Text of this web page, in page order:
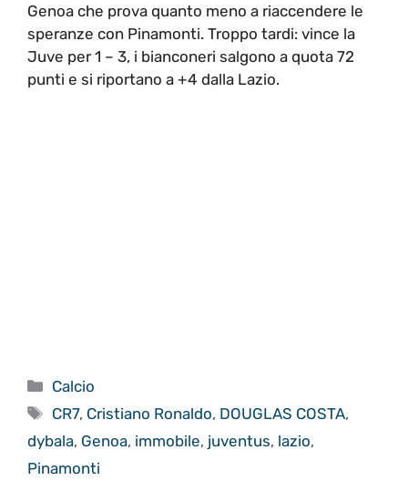
Genoa che prova quanto meno a riaccendere le
speranze con Pinamonti. Troppo tardi: vince la
Juve per 1 – 3, i bianconeri salgono a quota 72
punti e si riportano a +4 dalla Lazio.
Categorie
Calcio
Tag
CR7, Cristiano Ronaldo, DOUGLAS COSTA,
dybala, Genoa, immobile, juventus, lazio,
Pinamonti